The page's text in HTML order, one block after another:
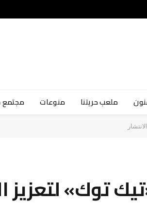
ملعب حريتنا منوعات
توك» لتعزيز